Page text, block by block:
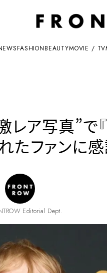
FASHIONBEAUTYMOVIE / TV
レア写真”で
たファンに
Editorial Dept.